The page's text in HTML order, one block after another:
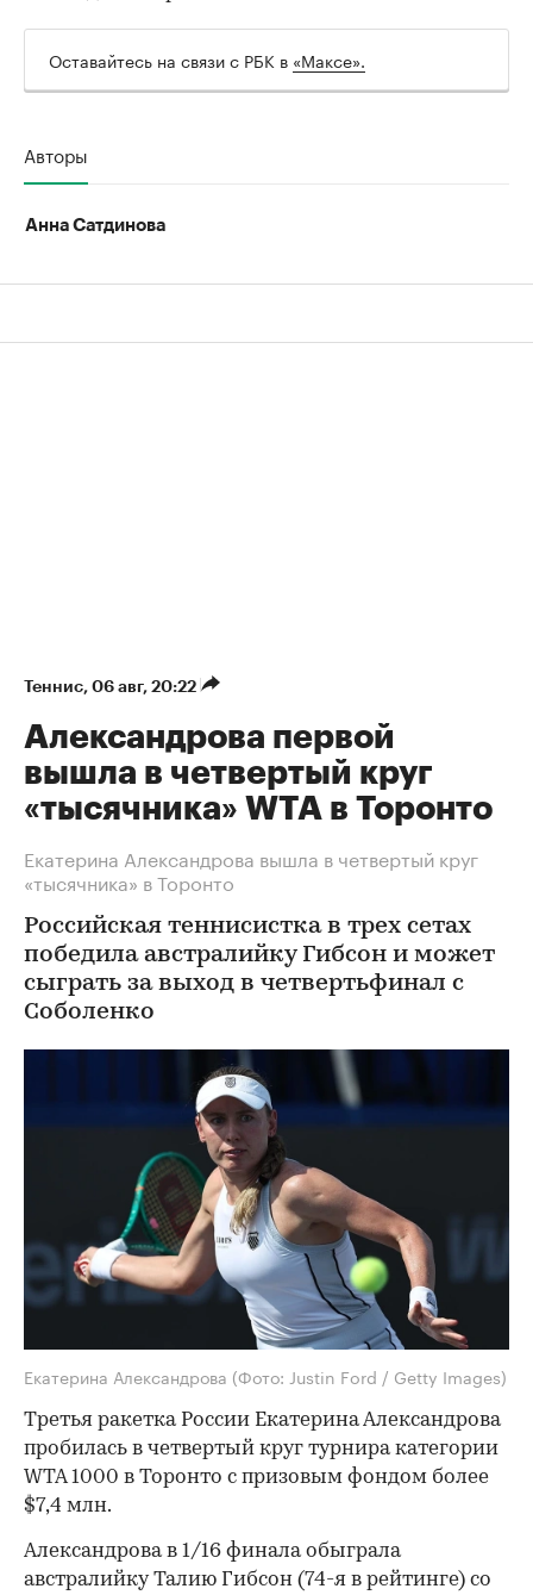
Оставайтесь на связи с РБК в «Максе».
Авторы
Анна Сатдинова
Теннис 06 авг, 20:22
Александрова первой
вышла в четвертый круг
«тысячника» WTA в Торонто
Екатерина Александрова вышла в четвертый круг
«тысячника» в Торонто
Российская теннисистка в трех сетах
победила австралийку Гибсон и может
сыграть за выход в четвертьфинал с
Соболенко
Екатерина Александрова (Фото: Justin Ford / Getty Images)
Третья ракетка России Екатерина Александрова
пробилась в четвертый круг турнира категории
WTA 1000 в Торонто с призовым фондом более
$7,4 млн.
Александрова в 1/16 финала обыграла
австралийку Талию Гибсон (74-я в рейтинге) со